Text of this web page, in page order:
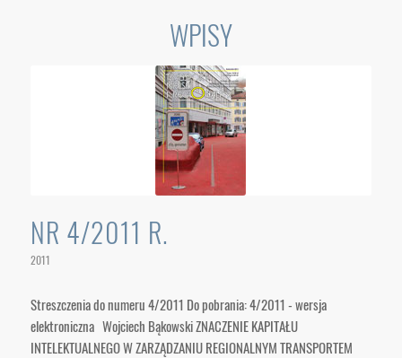
WPISY
NR 4/2011 R.
2011
Streszczenia do numeru 4/2011 Do pobrania: 4/2011 - wersja
elektroniczna Wojciech Bąkowski ZNACZENIE KAPITAŁU
INTELEKTUALNEGO W ZARZĄDZANIU REGIONALNYM TRANSPORTEM